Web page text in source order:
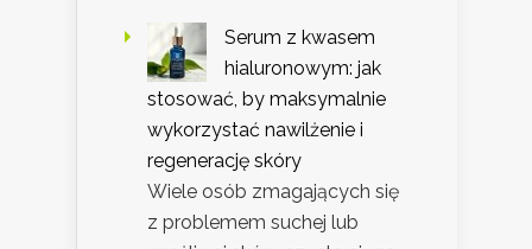
Serum z kwasem
hialuronowym: jak
stosować, by maksymalnie
wykorzystać nawilżenie i
regenerację skóry
Wiele osób zmagających się
z problemem suchej lub